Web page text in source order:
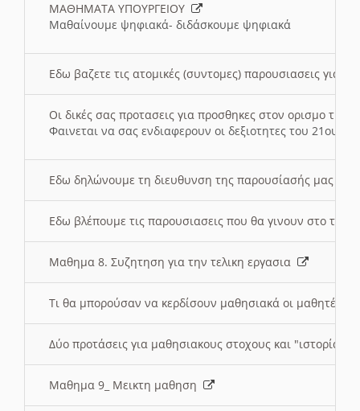
ΜΑΘΗΜΑΤΑ ΥΠΟΥΡΓΕΙΟΥ
Μαθαίνουμε ψηφιακά- διδάσκουμε ψηφιακά
Εδω βαζετε τις ατομικές (συντομες) παρουσιασεις για
Οι δικές σας προτασεις για προσθηκες στον ορισμο
Φαινεται να σας ενδιαφερουν οι δεξιοτητες του 21ου
Εδω δηλώνουμε τη διευθυνση της παρουσίασής μας
Εδω βλέπουμε τις παρουσιασεις που θα γινουν στο
Μαθημα 8. Συζητηση για την τελικη εργασια
Τι θα μπορούσαν να κερδίσουν μαθησιακά οι μαθητές/
Δύο προτάσεις για μαθησιακους στοχους και "ιστορία"
Μαθημα 9_ Μεικτη μαθηση